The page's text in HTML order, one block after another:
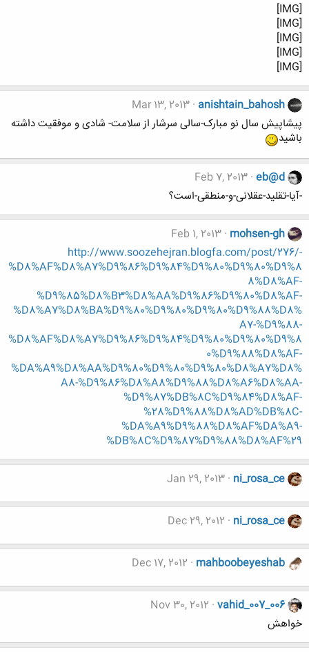
[IMG]
[IMG]
[IMG]
[IMG]
[IMG]
anishtain_bahosh
Mar 13, 2013
پیشاپیش سال نو مبارک-سالی سرشار از سلامت- شادی و موفقیت داشته
باشید
eb@d
Feb 7, 2013
-آیا-تقلید-عقلانی-و-منطقی-است؟
mohsen-gh
Feb 1, 2013
http://www.soozehejran.blogfa.com/post/276/-
%D8%AF%D8%A7%D9%86%D9%84%D9%80%D9%80%D9%8
8%D8%AF-
%D9%85%D8%B3%D8%AA%D9%86%D9%80%D8%AF-
%D8%A7%D8%BA%D9%80%D9%80%D9%80%D9%88%D8%
A7-%D9%88-
%D8%AF%D8%A7%D9%86%D9%84%D9%80%D9%80%D9%8
0%D9%88%D8%AF-
%DA%A9%D8%AA%D9%80%D9%80%D9%80%D8%A7%D8%
A8-%D9%86%D8%A8%D9%88%D8%A6%D8%AA-
%D9%87%DB%8C%D9%84%D8%AF-
%28%D9%88%D8%AD%DB%8C-
%DA%A9%D9%88%D8%AF%DA%A9-
%DB%8C%D9%87%D9%88%D8%AF%29
ni_rosa_ce
Jan 29, 2013
ni_rosa_ce
Dec 29, 2012
mahboobeyeshab
Dec 17, 2012
vahid_007_006
Nov 30, 2012
خواهش